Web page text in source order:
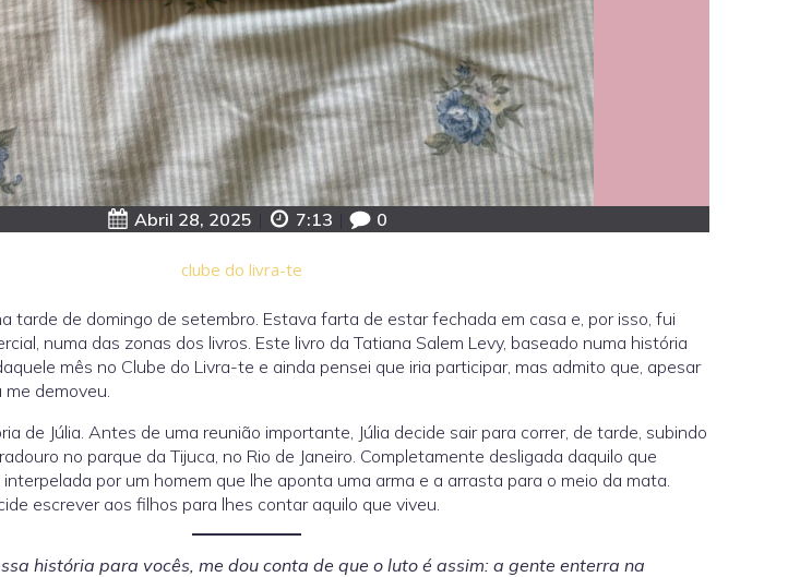
Abril 28, 2025 7:13 0
clube do livra-te
tarde de domingo de setembro. Estava farta de estar fechada em casa e, por isso, fui
numa das zonas dos livros. Este livro da Tatiana Salem Levy, baseado numa história
mês no Clube do Livra-te e ainda pensei que iria participar, mas admito que, apesar
demoveu.
de Júlia. Antes de uma reunião importante, Júlia decide sair para correr, de tarde, subindo
no parque da Tijuca, no Rio de Janeiro. Completamente desligada daquilo que
por um homem que lhe aponta uma arma e a arrasta para o meio da mata.
escrever aos filhos para lhes contar aquilo que viveu.
história para vocês, me dou conta de que o luto é assim: a gente enterra na